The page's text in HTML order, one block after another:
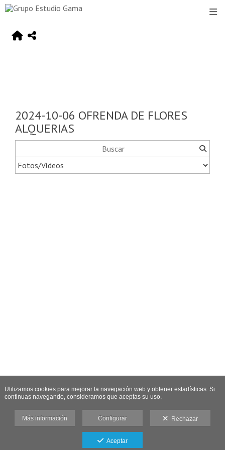
2024-10-06 OFRENDA DE FLORES
ALQUERIAS
Utilizamos cookies para mejorar la navegación web y obtener estadísticas. Si
continuas navegando, consideramos que aceptas su uso.
Más información Configurar Rechazar
Aceptar